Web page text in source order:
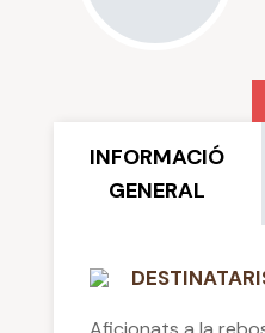
INFORMACIÓ
GENERAL